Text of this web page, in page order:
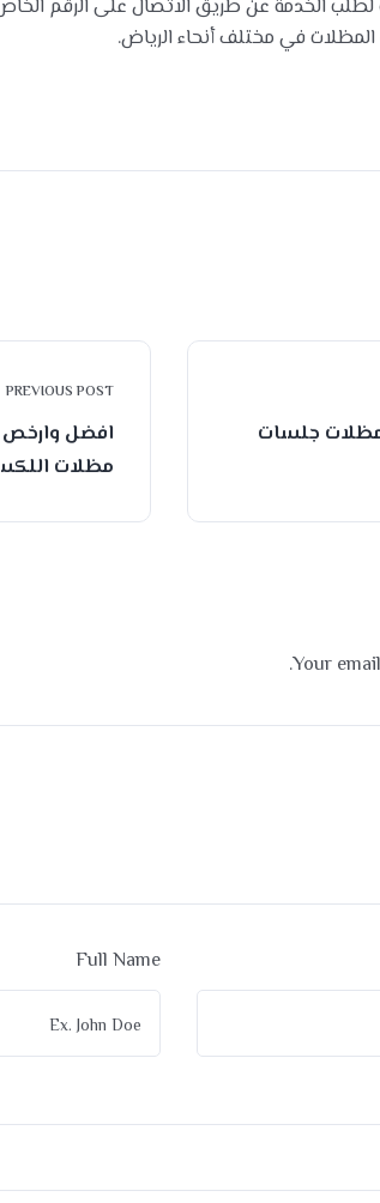
الخدمة عن طريق الاتصال على الرقم
في مختلف أنحاء الرياض.
PREVIOUS POST
افضل
مظلات
جلسات
Your
Full Name